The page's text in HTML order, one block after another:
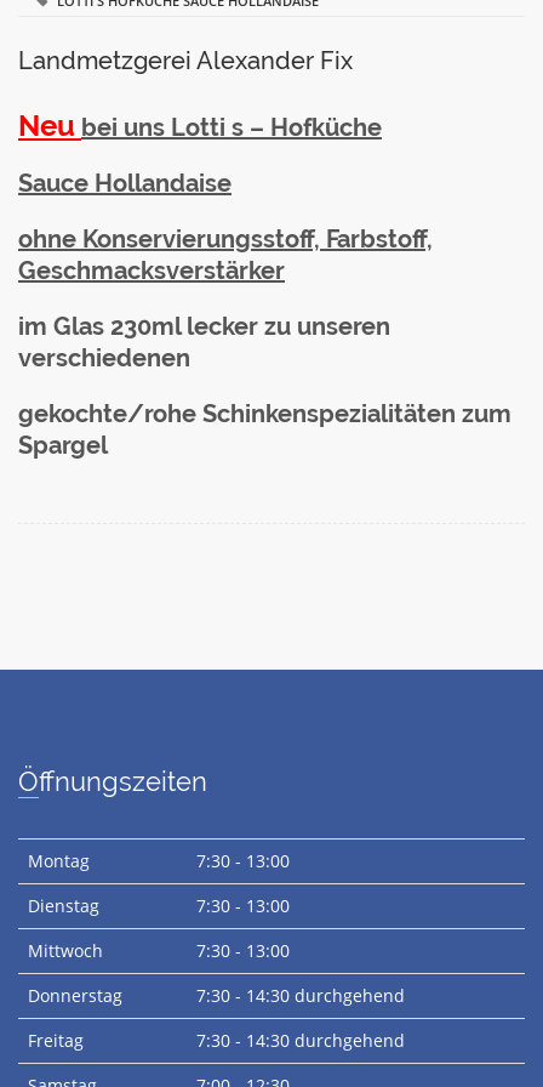
Landmetzgerei Alexander Fix
Neu bei uns Lotti s – Hofküche
Sauce Hollandaise
ohne Konservierungsstoff, Farbstoff,
Geschmacksverstärker
im Glas 230ml lecker zu unseren
verschiedenen
gekochte/rohe Schinkenspezialitäten zum
Spargel
Öffnungszeiten
Montag
7:30 - 13:00
Dienstag
7:30 - 13:00
Mittwoch
7:30 - 13:00
Donnerstag
7:30 - 14:30 durchgehend
Freitag
7:30 - 14:30 durchgehend